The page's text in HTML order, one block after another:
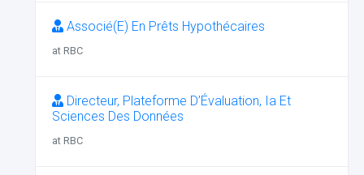
Associé(E) En Prêts Hypothécaires
at RBC
Directeur, Plateforme D’Évaluation, Ia Et
Sciences Des Données
at RBC